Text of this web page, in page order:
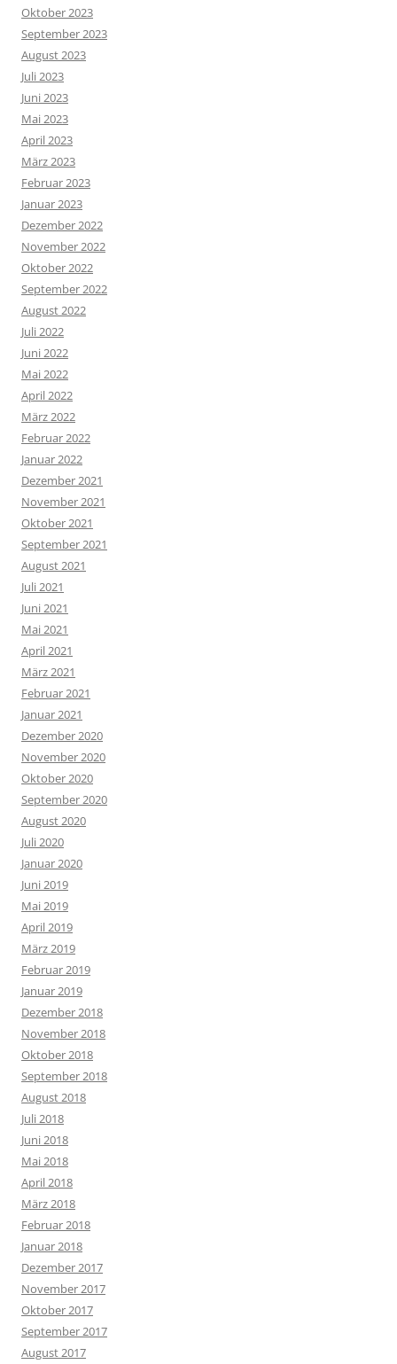
Oktober 2023
September 2023
August 2023
Juli 2023
Juni 2023
Mai 2023
April 2023
März 2023
Februar 2023
Januar 2023
Dezember 2022
November 2022
Oktober 2022
September 2022
August 2022
Juli 2022
Juni 2022
Mai 2022
April 2022
März 2022
Februar 2022
Januar 2022
Dezember 2021
November 2021
Oktober 2021
September 2021
August 2021
Juli 2021
Juni 2021
Mai 2021
April 2021
März 2021
Februar 2021
Januar 2021
Dezember 2020
November 2020
Oktober 2020
September 2020
August 2020
Juli 2020
Januar 2020
Juni 2019
Mai 2019
April 2019
März 2019
Februar 2019
Januar 2019
Dezember 2018
November 2018
Oktober 2018
September 2018
August 2018
Juli 2018
Juni 2018
Mai 2018
April 2018
März 2018
Februar 2018
Januar 2018
Dezember 2017
November 2017
Oktober 2017
September 2017
August 2017